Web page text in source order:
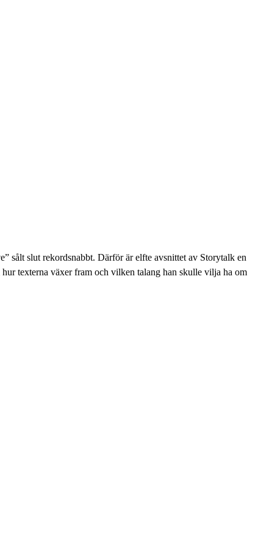
sålt slut rekordsnabbt. Därför är elfte avsnittet av Storytalk en
texterna växer fram och vilken talang han skulle vilja ha om